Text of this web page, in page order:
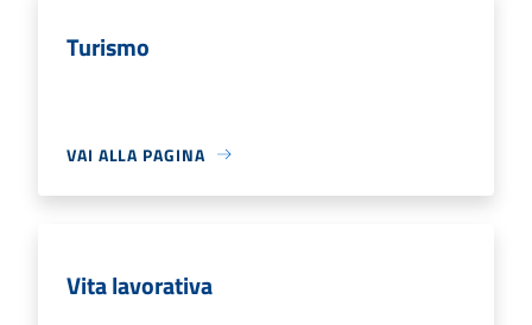
Turismo
VAI ALLA PAGINA
Vita lavorativa